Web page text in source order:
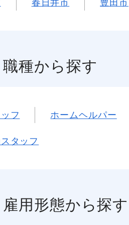
春日井市 豊田市
職種から探す
フ ホームヘルパー
タッフ
雇用形態から探す